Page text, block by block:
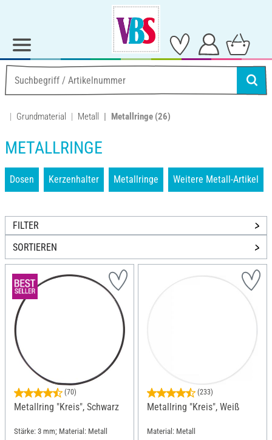
Grundmaterial Metall Metallringe (26)
METALLRINGE
Dosen Kerzenhalter Metallringe Weitere Metall-Artikel
FILTER
SORTIEREN
(70)
Metallring "Kreis", Schwarz
Stärke: 3 mm; Material: Metall
(233)
Metallring "Kreis", Weiß
Material: Metall